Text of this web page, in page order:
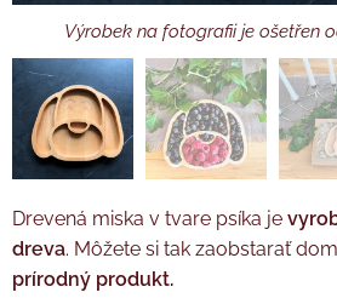
Výrobek na fotografii je ošetřen
Dárkové balení
Drevená miska v tvare psíka je
dreva. Môžete si tak zaobstarať
prírodný produkt.